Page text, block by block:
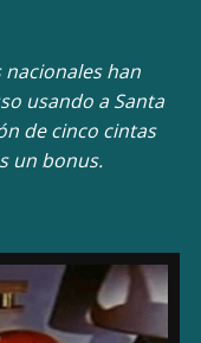
nacionales han
usando a Santa
de cinco cintas
un bonus.